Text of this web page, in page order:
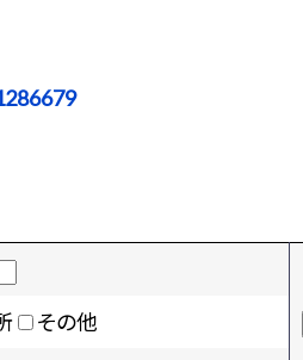
その他